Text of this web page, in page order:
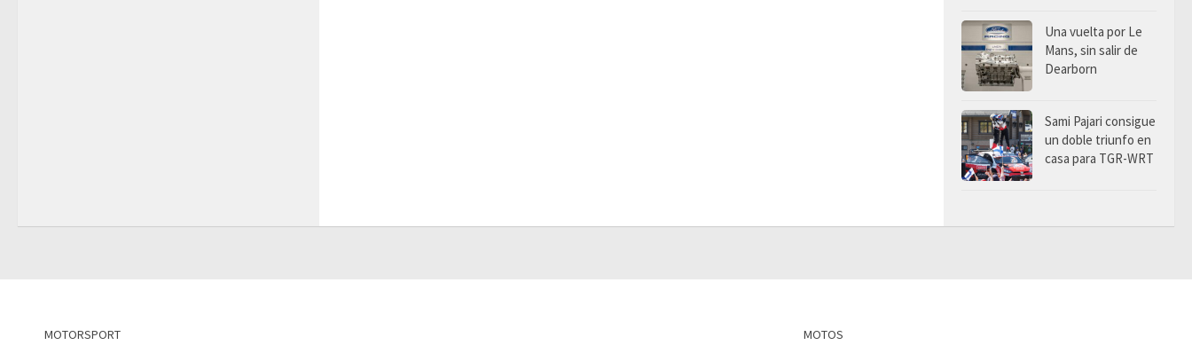
Una vuelta por Le
Mans, sin salir de
Dearborn
Sami Pajari consigue
un doble triunfo en
casa para TGR-WRT
MOTORSPORT MOTOS